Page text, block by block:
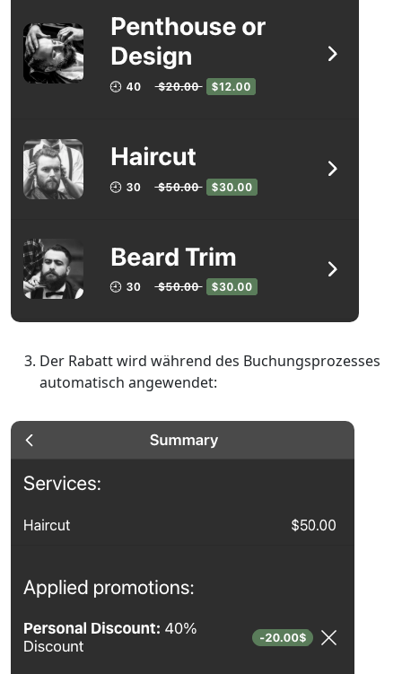
Der Rabatt wird während des Buchungsprozesses
automatisch angewendet: